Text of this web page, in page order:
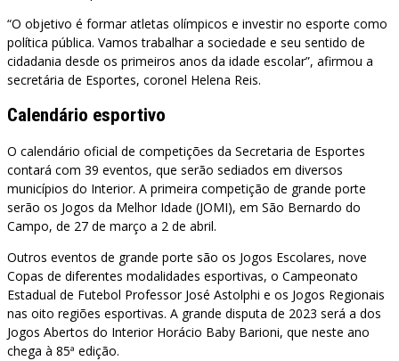
“O objetivo é formar atletas olímpicos e investir no esporte como
política pública. Vamos trabalhar a sociedade e seu sentido de
cidadania desde os primeiros anos da idade escolar”, afirmou a
secretária de Esportes, coronel Helena Reis.
Calendário esportivo
O calendário oficial de competições da Secretaria de Esportes
contará com 39 eventos, que serão sediados em diversos
municípios do Interior. A primeira competição de grande porte
serão os Jogos da Melhor Idade (JOMI), em São Bernardo do
Campo, de 27 de março a 2 de abril.
Outros eventos de grande porte são os Jogos Escolares, nove
Copas de diferentes modalidades esportivas, o Campeonato
Estadual de Futebol Professor José Astolphi e os Jogos Regionais
nas oito regiões esportivas. A grande disputa de 2023 será a dos
Jogos Abertos do Interior Horácio Baby Barioni, que neste ano
chega à 85ª edição.